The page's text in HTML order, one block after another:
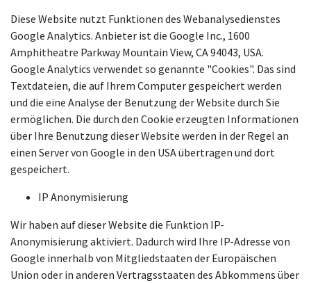
Diese Website nutzt Funktionen des Webanalysedienstes
Google Analytics. Anbieter ist die Google Inc., 1600
Amphitheatre Parkway Mountain View, CA 94043, USA.
Google Analytics verwendet so genannte "Cookies". Das sind
Textdateien, die auf Ihrem Computer gespeichert werden
und die eine Analyse der Benutzung der Website durch Sie
ermöglichen. Die durch den Cookie erzeugten Informationen
über Ihre Benutzung dieser Website werden in der Regel an
einen Server von Google in den USA übertragen und dort
gespeichert.
IP Anonymisierung
Wir haben auf dieser Website die Funktion IP-
Anonymisierung aktiviert. Dadurch wird Ihre IP-Adresse von
Google innerhalb von Mitgliedstaaten der Europäischen
Union oder in anderen Vertragsstaaten des Abkommens über